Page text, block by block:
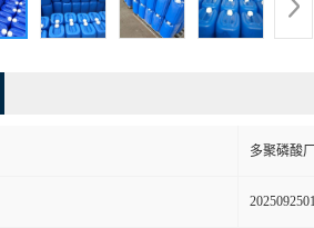
多聚磷酸
2025092501